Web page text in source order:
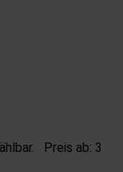
Preis ab: 3